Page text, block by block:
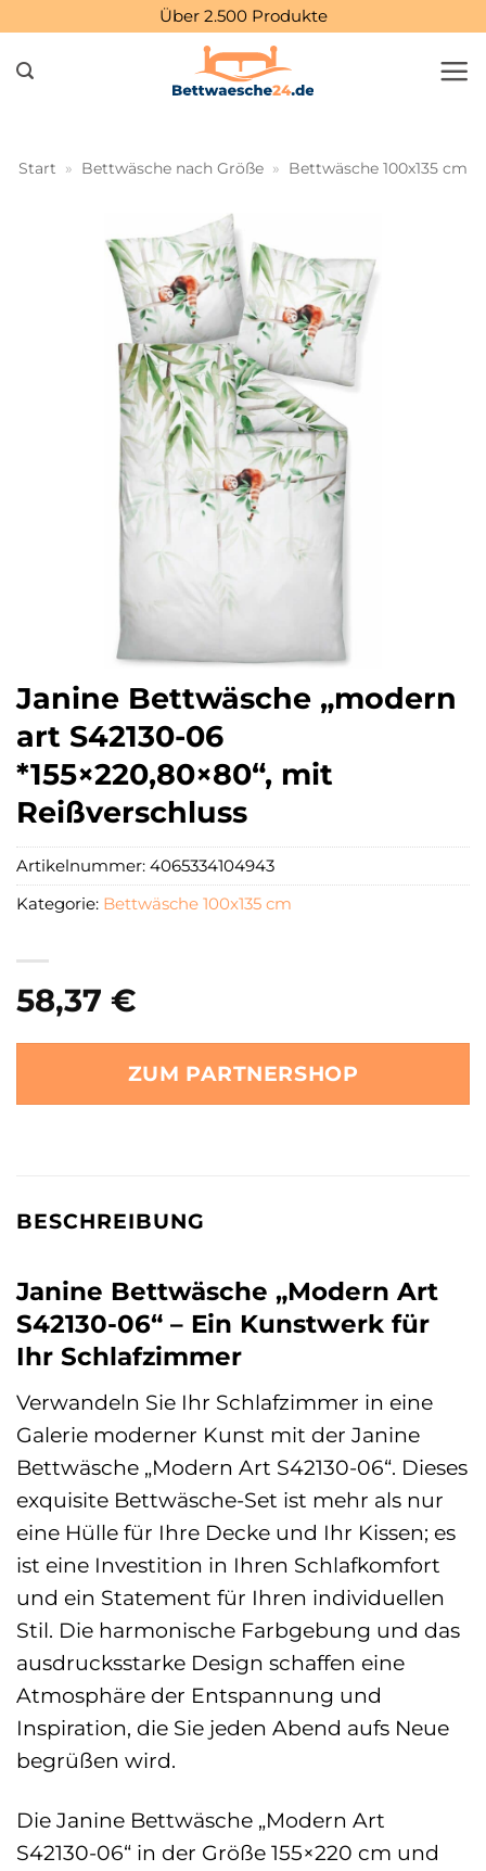
springen
Über 2.500 Produkte
Start » Bettwäsche nach Größe » Bettwäsche 100x135 cm
Janine Bettwäsche „modern
art S42130-06
*155×220,80×80“, mit
Reißverschluss
58,37 €
ZUM PARTNERSHOP
Artikelnummer: 4065334104943
Kategorie: Bettwäsche 100x135 cm
BESCHREIBUNG
Janine Bettwäsche „Modern Art
S42130-06“ – Ein Kunstwerk für
Ihr Schlafzimmer
Verwandeln Sie Ihr Schlafzimmer in eine
Galerie moderner Kunst mit der Janine
Bettwäsche „Modern Art S42130-06“. Dieses
exquisite Bettwäsche-Set ist mehr als nur
eine Hülle für Ihre Decke und Ihr Kissen; es
ist eine Investition in Ihren Schlafkomfort
und ein Statement für Ihren individuellen
Stil. Die harmonische Farbgebung und das
ausdrucksstarke Design schaffen eine
Atmosphäre der Entspannung und
Inspiration, die Sie jeden Abend aufs Neue
begrüßen wird.
Die Janine Bettwäsche „Modern Art
S42130-06“ in der Größe 155×220 cm und